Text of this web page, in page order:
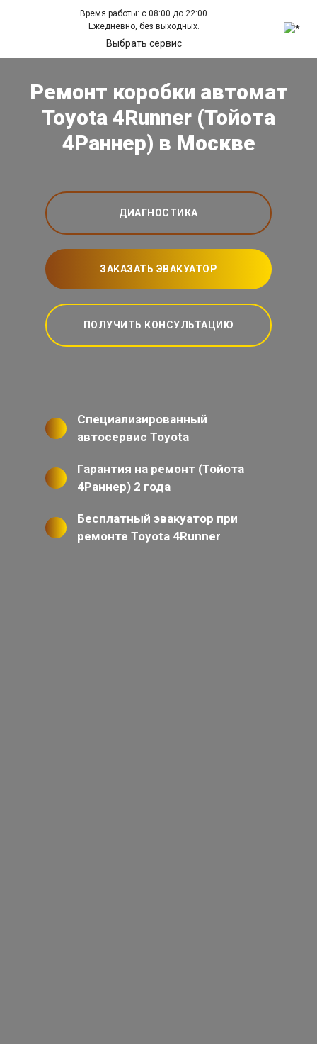
Время работы: с 08:00 до 22:00
Ежедневно, без выходных.
Выбрать сервис
Ремонт коробки автомат
Toyota 4Runner (Тойота
4Раннер) в Москве
ДИАГНОСТИКА
ЗАКАЗАТЬ ЭВАКУАТОР
ПОЛУЧИТЬ КОНСУЛЬТАЦИЮ
Специализированный
автосервис Toyota
Гарантия на ремонт (Тойота
4Раннер) 2 года
Бесплатный эвакуатор при
ремонте Toyota 4Runner